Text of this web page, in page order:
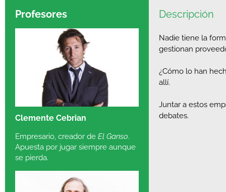
Profesores
Clemente Cebrian
Empresario, creador de El Ganso.
Apuesta por jugar siempre aunque
se pierda.
Descripción
Nadie tiene la
gestionan
¿Cómo lo han
allí.
Juntar a estos
debates.